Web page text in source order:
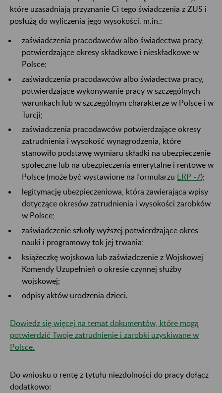
które uzasadniają przyznanie Ci tego świadczenia z ZUS i
posłużą do wyliczenia jego wysokości, m.in.:
zaświadczenia pracodawców albo świadectwa pracy,
potwierdzające okresy składkowe i nieskładkowe w
Polsce;
zaświadczenia pracodawców albo świadectwa pracy,
potwierdzające wykonywanie pracy w szczególnych
warunkach lub w szczególnym charakterze w Polsce i w
Turcji;
zaświadczenia pracodawców potwierdzające okresy
zatrudnienia i wysokość wynagrodzenia, które
stanowiło podstawę wymiaru składki na ubezpieczenie
społeczne lub na ubezpieczenia emerytalne i rentowe w
Polsce (może być wystawione na formularzu ERP -7);
legitymację ubezpieczeniowa, która zawierająca wpisy
dotyczące okresów zatrudnienia i wysokości zarobków
w Polsce;
zaświadczenie szkoły wyższej potwierdzające okres
nauki i programowy tok jej trwania;
książeczkę wojskowa lub zaświadczenie z Wojskowej
Komendy Uzupełnień o okresie czynnej służby
wojskowej;
odpisy aktów urodzenia dzieci.
Dowiedz się więcej na temat dokumentów, które mogą
potwierdzić Twoje zatrudnienie i zarobki uzyskiwane w
Polsce.
Do wniosku o rentę z tytułu niezdolności do pracy dołącz
dodatkowo: